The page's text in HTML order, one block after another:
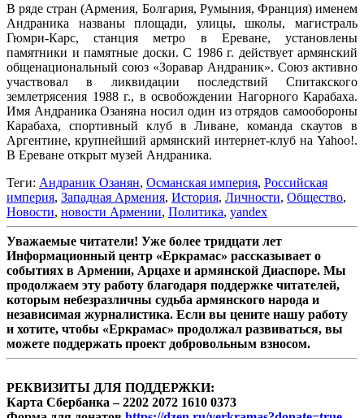
В ряде стран (Армения, Болгария, Румыния, Франция) именем
Андраника названы площади, улицы, школы, магистраль
Гюмри-Карс, станция метро в Ереване, установлены
памятники и памятные доски. С 1986 г. действует армянский
общенациональный союз «Зоравар Андраник». Союз активно
участвовал в ликвидации последствий Спитакского
землетрясения 1988 г., в освобождении Нагорного Карабаха.
Имя Андраника Озаняна носил один из отрядов самообороны
Карабаха, спортивный клуб в Ливане, команда скаутов в
Аргентине, крупнейший армянский интернет-клуб на Yahoo!.
В Ереване открыт музей Андраника.
Теги: Андраник Озанян, Османская империя, Российская
империя, Западная Армения, История, Личности, Общество,
Новости, новости Армении, Политика, yandex
Уважаемые читатели! Уже более тридцати лет
Информационный центр «Еркрамас» рассказывает о
событиях в Армении, Арцахе и армянской Диаспоре. Мы
продолжаем эту работу благодаря поддержке читателей,
которым небезразличны судьба армянского народа и
независимая журналистика. Если вы цените нашу работу
и хотите, чтобы «Еркрамас» продолжал развиваться, вы
можете поддержать проект добровольным взносом.
РЕКВИЗИТЫ ДЛЯ ПОДДЕРЖКИ:
Карта Сбербанка – 2202 2072 1610 0373